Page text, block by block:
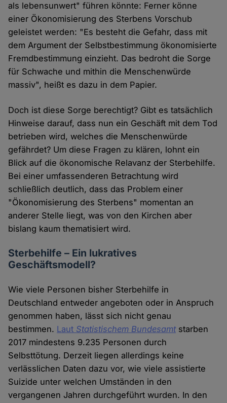
als lebensunwert" führen könnte: Ferner könne
einer Ökonomisierung des Sterbens Vorschub
geleistet werden: "Es besteht die Gefahr, dass mit
dem Argument der Selbstbestimmung ökonomisierte
Fremdbestimmung einzieht. Das bedroht die Sorge
für Schwache und mithin die Menschenwürde
massiv", heißt es dazu in dem Papier.
Doch ist diese Sorge berechtigt? Gibt es tatsächlich
Hinweise darauf, dass nun ein Geschäft mit dem Tod
betrieben wird, welches die Menschenwürde
gefährdet? Um diese Fragen zu klären, lohnt ein
Blick auf die ökonomische Relavanz der Sterbehilfe.
Bei einer umfassenderen Betrachtung wird
schließlich deutlich, dass das Problem einer
"Ökonomisierung des Sterbens" momentan an
anderer Stelle liegt, was von den Kirchen aber
bislang kaum thematisiert wird.
Sterbehilfe – Ein lukratives
Geschäftsmodell?
Wie viele Personen bisher Sterbehilfe in
Deutschland entweder angeboten oder in Anspruch
genommen haben, lässt sich nicht genau
bestimmen. Laut Statistischem Bundesamtstarben
2017 mindestens 9.235 Personen durch
Selbsttötung. Derzeit liegen allerdings keine
verlässlichen Daten dazu vor, wie viele assistierte
Suizide unter welchen Umständen in den
vergangenen Jahren durchgeführt wurden. In den